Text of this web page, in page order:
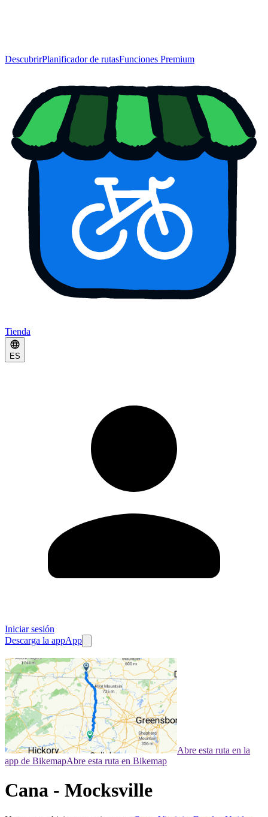
DescubrirPlanificador de rutasFunciones Premium
Tienda
ES
Iniciar sesión
Descarga la appApp
Abre esta ruta en la
app de BikemapAbre esta ruta en Bikemap
Cana - Mocksville